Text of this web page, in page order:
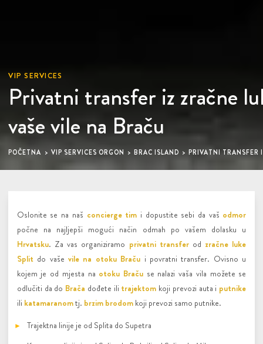
VIP SERVICES
Privatni transfer iz zračne
vaše vile na Braču
POČETNA VIP SERVICES ORGON BRAC ISLAND PRIVATNI TRANSFER
Oslonite se na naš concierge tim i dopustite sebi da vaš odmor
počne na najljepši mogući način odmah po vašem dolasku u
Hrvatsku. Za vas organiziramo privatni transferod zračne luke
Splitdo vaše vile na otoku Braču i povratni transfer. Ovisno u
kojem je od mjesta na otoku Braču se nalazi vaša vila možete se
odlučiti da do Brača dođete ili trajektom koji prevozi auta i putnike
ili katamaranomtj. brzim brodomkoji prevozi samo putnike.
Trajektna linije je od Splita do Supetra